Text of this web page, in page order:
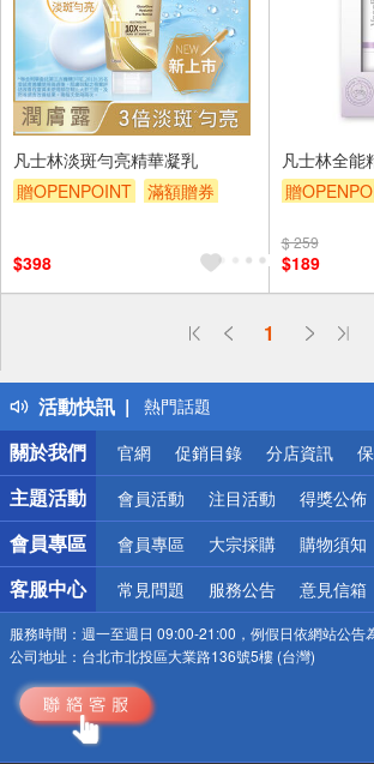
凡士林淡斑勻亮精華凝乳
贈OPENPOINT
滿額贈券
$398
凡士林全能
贈
$ 259
$189
1
活動快訊
偏遠地區配送
得獎公告
熱門話題
銀行優惠
偏遠地區配送
詐騙網頁！請小心！
關於我們
官網 促銷目錄 分店資訊
主題活動 會員活動 注目活動 得獎公佈
會員專區 會員專區 大宗採購 購物須知
客服中心 常見問題 服務公告 意見信箱
服務時間： 週一至週日 09:00-21:00，例假日依網站公告
公司地址： 台北市北投區大業路136號5樓 (台灣)